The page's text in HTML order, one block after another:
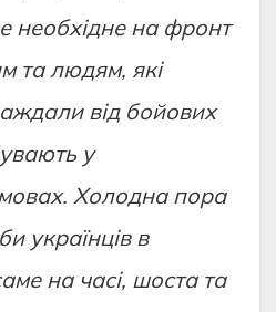
необхідне на фронт
та людям, які
від бойових
у
Холодна пора
українців в
на часі, шоста та